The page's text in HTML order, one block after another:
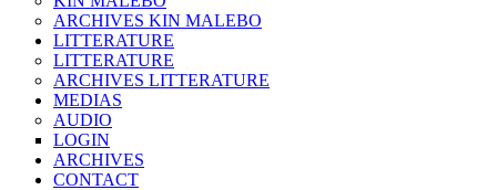
ARCHIVES KIN MALEBO
LITTERATURE
LITTERATURE
ARCHIVES LITTERATURE
MEDIAS
AUDIO
LOGIN
ARCHIVES
CONTACT